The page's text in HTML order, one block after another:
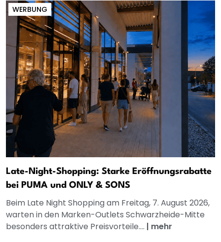
WERBUNG
Late-Night-Shopping: Starke Eröffnungsrabatte
bei PUMA und ONLY & SONS
Beim Late Night Shopping am Freitag, 7. August 2026,
warten in den Marken-Outlets Schwarzheide-Mitte
besonders attraktive Preisvorteile.... | mehr